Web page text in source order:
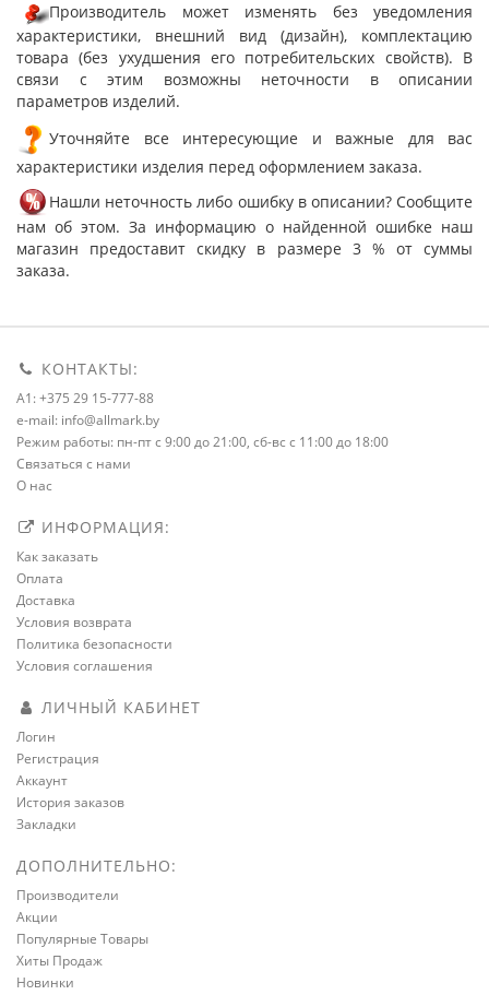
Производитель может изменять без уведомления
характеристики, внешний вид (дизайн), комплектацию
товара (без ухудшения его потребительских свойств). В
связи с этим возможны неточности в описании
параметров изделий.
Уточняйте все интересующие и важные для вас
характеристики изделия перед оформлением заказа.
Нашли неточность либо ошибку в описании? Сообщите
нам об этом. За информацию о найденной ошибке наш
магазин предоставит скидку в размере 3 % от суммы
заказа.
КОНТАКТЫ:
A1: +375 29 15-777-88
e-mail: info@allmark.by
Режим работы: пн-пт с 9:00 до 21:00, сб-вс с 11:00 до 18:00
Связаться с нами
О нас
ИНФОРМАЦИЯ:
Как заказать
Оплата
Доставка
Условия возврата
Политика безопасности
Условия соглашения
ЛИЧНЫЙ КАБИНЕТ
Логин
Регистрация
Аккаунт
История заказов
Закладки
ДОПОЛНИТЕЛЬНО:
Производители
Акции
Популярные Товары
Хиты Продаж
Новинки